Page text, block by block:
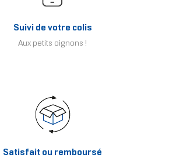
Suivi de votre colis
Aux petits oignons !
Satisfait ou remboursé